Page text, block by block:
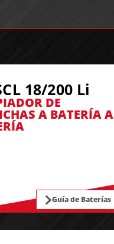
18/200 Li
DE
A BATERÍA A
Guía de Baterías